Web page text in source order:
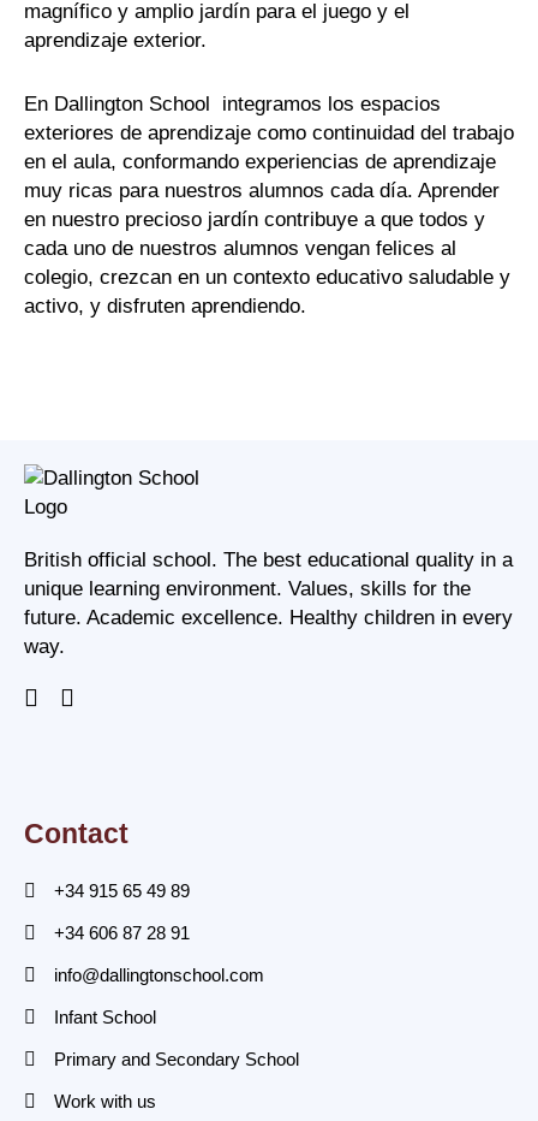
magnífico y amplio jardín para el juego y el
aprendizaje exterior.
En Dallington School integramos los espacios
exteriores de aprendizaje como continuidad del trabajo
en el aula, conformando experiencias de aprendizaje
muy ricas para nuestros alumnos cada día. Aprender
en nuestro precioso jardín contribuye a que todos y
cada uno de nuestros alumnos vengan felices al
colegio, crezcan en un contexto educativo saludable y
activo, y disfruten aprendiendo.
British official school. The best educational quality in a
unique learning environment. Values, skills for the
future. Academic excellence. Healthy children in every
way.
Contact
+34 915 65 49 89
+34 606 87 28 91
info@dallingtonschool.com
Infant School
Primary and Secondary School
Work with us